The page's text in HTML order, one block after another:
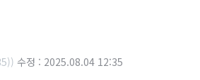
수정 : 2025.08.04 12:35